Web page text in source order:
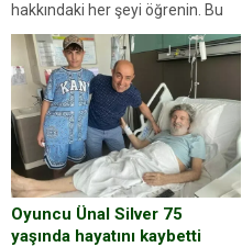
hakkındaki her şeyi öğrenin. Bu
kez karşınıza oldukça farklı bir
kişilik testiyle çıkıyoruz. Resimde
gördüğünüz kadın figürlerinden
dikkatinizi en...
Oyuncu Ünal Silver 75
yaşında hayatını kaybetti